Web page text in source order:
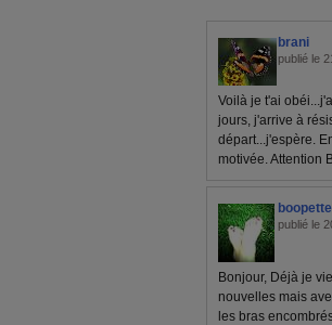
brani
publié le
Voilà je t'ai
jours, j'arrive à
départ...j'espère.
motivée. Attention
boopette
publié le
Bonjour, Déjà je
nouvelles mais
les bras